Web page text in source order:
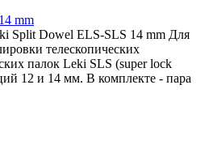
mm
Split Dowel ELS-SLS 14 mm Для
телескопических
палок Leki SLS (super lock
12 и 14 мм. В комплекте - пара